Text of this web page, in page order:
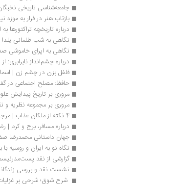
جامعه‌شناسی تاریخی نخبگان
بازتاب هنر در فرار به
درباره‌ تاریخچه تراکتورها
نگاهی به شب ظلمانی یلدا
نگاهی به اپرای خاموشی
درباره چشم‌انداز
فلفل بزن در چشم زن |
حافظ: مصلح اجتماعی در
مروری بر تاریخ پیدایش
مروری بر مجموعه نظریه و
4 نکته از ملکان عذاب | مرجان مفیدی
درباره مسافر، برج و کرم |
جهان داستانی محمدرضا
نگاه نو به ایران و روسیه
گزارشی از نقد پست‌مدرنیسم
نشست نقد و بررسی
شرح شوق؛ شرحی بر